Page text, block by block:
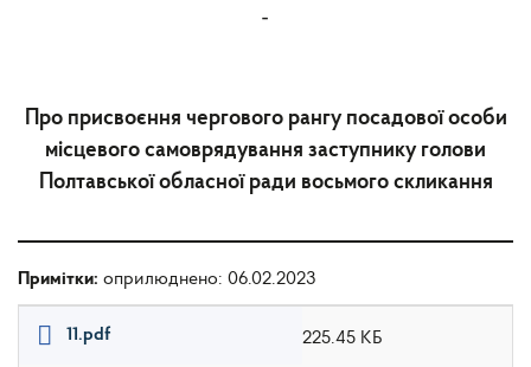
-
Про присвоєння чергового рангу посадової особи
місцевого самоврядування заступнику голови
Полтавської обласної ради восьмого скликання
Примітки: оприлюднено: 06.02.2023
11.pdf 225.45 КБ